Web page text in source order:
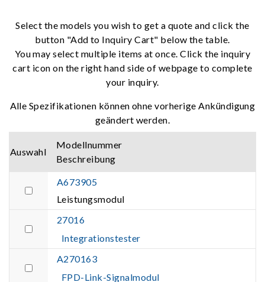
Select the models you wish to get a quote and click the
button "Add to Inquiry Cart" below the table.
You may select multiple items at once. Click the inquiry
cart icon on the right hand side of webpage to complete
your inquiry.
Alle Spezifikationen können ohne vorherige Ankündigung
geändert werden.
Auswahl
Modellnummer
Beschreibung
A673905
Leistungsmodul
27016
Integrationstester
A270163
FPD-Link-Signalmodul